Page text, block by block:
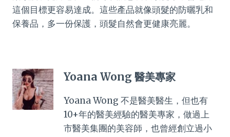
這個目標更容易達成。這些產品就像頭髮的防曬乳和
保養品，多一份保護，頭髮自然會更健康亮麗。
Yoana Wong 醫美專家
Yoana Wong 不是醫美醫生，但也有
10+年的醫美經驗的醫美專家，做過上
市醫美集團的美容師，也曾經創立過小